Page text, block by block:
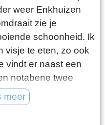
weer Enkhuizen
zie je
schoonheid. Ik
visje te eten, zo ook
vindt er naast een
notabene twee
afstand van elkaar.
klandizie te
meer